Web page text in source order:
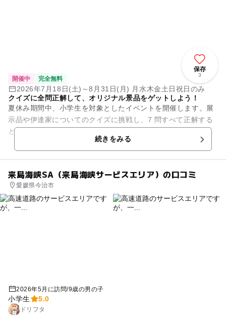
保存
3
開催中 完全無料
2026年7月18日(土)～8月31日(月) 月水木金土日祝日のみ
クイズに全問正解して、オリジナル景品をゲットしよう！
夏休み期間中、小学生を対象としたイベントを開催します。展
示品や伊達家についてのクイズに挑戦し、7 問すべて正解する
とオリジナル景品をプレゼント！写真撮影を楽しめるスポット
続きをみる
来島海峡SA（来島海峡サービスエリア）の口コミ
愛媛県今治市
2026年5月に訪問/9歳の男の子
小学生 5.0
ドリフタ